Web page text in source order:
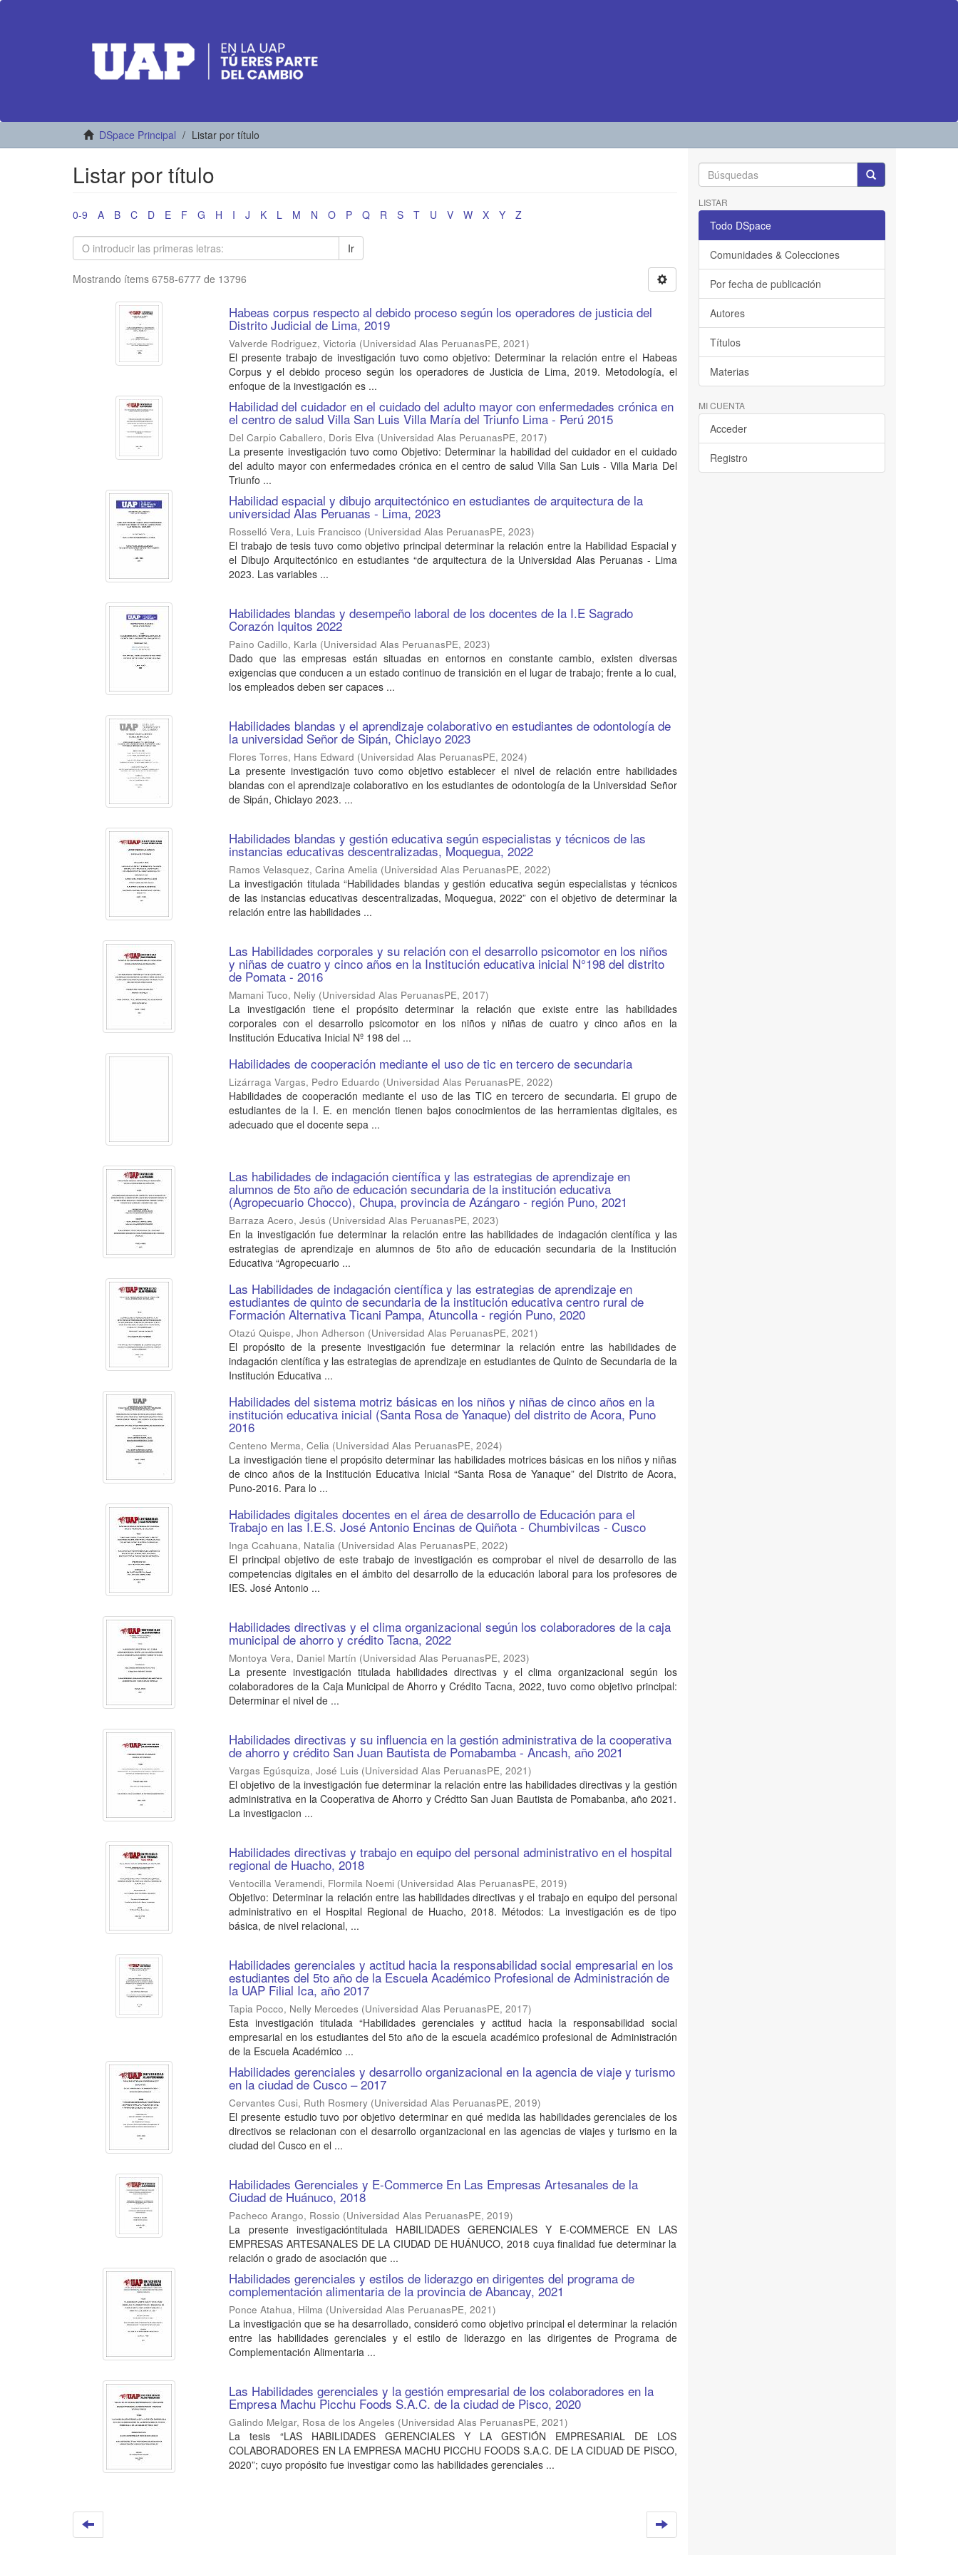
DSpace Principal Listar por título
Listar por título
0-9 A B C D E F G H I J K L M N O P Q R S T U V W X Y Z
Ir
Mostrando ítems 6758-6777 de 13796
Habeas corpus respecto al debido proceso según los operadores de justicia del
Distrito Judicial de Lima, 2019
Valverde Rodriguez, Victoria (Universidad Alas PeruanasPE,2021)
El presente trabajo de investigación tuvo como objetivo: Determinar la relación entre el Habeas
Corpus y el debido proceso según los operadores de Justicia de Lima, 2019. Metodología, el
enfoque de la investigación es ...
Habilidad del cuidador en el cuidado del adulto mayor con enfermedades crónica en
el centro de salud Villa San Luis Villa María del Triunfo Lima - Perú 2015
Del Carpio Caballero, Doris Elva (Universidad Alas PeruanasPE,2017)
La presente investigación tuvo como Objetivo: Determinar la habilidad del cuidador en el cuidado
del adulto mayor con enfermedades crónica en el centro de salud Villa San Luis - Villa Maria Del
Triunfo ...
Habilidad espacial y dibujo arquitectónico en estudiantes de arquitectura de la
universidad Alas Peruanas - Lima, 2023
Rosselló Vera, Luis Francisco (Universidad Alas PeruanasPE,2023)
El trabajo de tesis tuvo como objetivo principal determinar la relación entre la Habilidad Espacial y
el Dibujo Arquitectónico en estudiantes “de arquitectura de la Universidad Alas Peruanas - Lima
2023. Las variables ...
Habilidades blandas y desempeño laboral de los docentes de la I.E Sagrado
Corazón Iquitos 2022
Paino Cadillo, Karla (Universidad Alas PeruanasPE,2023)
Dado que las empresas están situadas en entornos en constante cambio, existen diversas
exigencias que conducen a un estado continuo de transición en el lugar de trabajo; frente a lo cual,
los empleados deben ser capaces ...
Habilidades blandas y el aprendizaje colaborativo en estudiantes de odontología de
la universidad Señor de Sipán, Chiclayo 2023
Flores Torres, Hans Edward (Universidad Alas PeruanasPE,2024)
La presente investigación tuvo como objetivo establecer el nivel de relación entre habilidades
blandas con el aprendizaje colaborativo en los estudiantes de odontología de la Universidad Señor
de Sipán, Chiclayo 2023. ...
Habilidades blandas y gestión educativa según especialistas y técnicos de las
instancias educativas descentralizadas, Moquegua, 2022
Ramos Velasquez, Carina Amelia (Universidad Alas PeruanasPE,2022)
La investigación titulada “Habilidades blandas y gestión educativa según especialistas y técnicos
de las instancias educativas descentralizadas, Moquegua, 2022” con el objetivo de determinar la
relación entre las habilidades ...
Las Habilidades corporales y su relación con el desarrollo psicomotor en los niños
y niñas de cuatro y cinco años en la Institución educativa inicial N°198 del distrito
de Pomata - 2016
Mamani Tuco, Neliy (Universidad Alas PeruanasPE,2017)
La investigación tiene el propósito determinar la relación que existe entre las habilidades
corporales con el desarrollo psicomotor en los niños y niñas de cuatro y cinco años en la
Institución Educativa Inicial Nº 198 del ...
Habilidades de cooperación mediante el uso de tic en tercero de secundaria
Lizárraga Vargas, Pedro Eduardo (Universidad Alas PeruanasPE,2022)
Habilidades de cooperación mediante el uso de las TIC en tercero de secundaria. El grupo de
estudiantes de la I. E. en mención tienen bajos conocimientos de las herramientas digitales, es
adecuado que el docente sepa ...
Las habilidades de indagación científica y las estrategias de aprendizaje en
alumnos de 5to año de educación secundaria de la institución educativa
(Agropecuario Chocco), Chupa, provincia de Azángaro - región Puno, 2021
Barraza Acero, Jesús (Universidad Alas PeruanasPE,2023)
En la investigación fue determinar la relación entre las habilidades de indagación científica y las
estrategias de aprendizaje en alumnos de 5to año de educación secundaria de la Institución
Educativa “Agropecuario ...
Las Habilidades de indagación científica y las estrategias de aprendizaje en
estudiantes de quinto de secundaria de la institución educativa centro rural de
Formación Alternativa Ticani Pampa, Atuncolla - región Puno, 2020
Otazú Quispe, Jhon Adherson (Universidad Alas PeruanasPE,2021)
El propósito de la presente investigación fue determinar la relación entre las habilidades de
indagación científica y las estrategias de aprendizaje en estudiantes de Quinto de Secundaria de la
Institución Educativa ...
Habilidades del sistema motriz básicas en los niños y niñas de cinco años en la
institución educativa inicial (Santa Rosa de Yanaque) del distrito de Acora, Puno
2016
Centeno Merma, Celia (Universidad Alas PeruanasPE,2024)
La investigación tiene el propósito determinar las habilidades motrices básicas en los niños y niñas
de cinco años de la Institución Educativa Inicial “Santa Rosa de Yanaque” del Distrito de Acora,
Puno-2016. Para lo ...
Habilidades digitales docentes en el área de desarrollo de Educación para el
Trabajo en las I.E.S. José Antonio Encinas de Quiñota - Chumbivilcas - Cusco
Inga Ccahuana, Natalia (Universidad Alas PeruanasPE,2022)
El principal objetivo de este trabajo de investigación es comprobar el nivel de desarrollo de las
competencias digitales en el ámbito del desarrollo de la educación laboral para los profesores de
IES. José Antonio ...
Habilidades directivas y el clima organizacional según los colaboradores de la caja
municipal de ahorro y crédito Tacna, 2022
Montoya Vera, Daniel Martín (Universidad Alas PeruanasPE,2023)
La presente investigación titulada habilidades directivas y el clima organizacional según los
colaboradores de la Caja Municipal de Ahorro y Crédito Tacna, 2022, tuvo como objetivo principal:
Determinar el nivel de ...
Habilidades directivas y su influencia en la gestión administrativa de la cooperativa
de ahorro y crédito San Juan Bautista de Pomabamba - Ancash, año 2021
Vargas Egúsquiza, José Luis (Universidad Alas PeruanasPE,2021)
El objetivo de la investigación fue determinar la relación entre las habilidades directivas y la gestión
administrativa en la Cooperativa de Ahorro y Crédtto San Juan Bautista de Pomabanba, año 2021.
La investigacion ...
Habilidades directivas y trabajo en equipo del personal administrativo en el hospital
regional de Huacho, 2018
Ventocilla Veramendi, Flormila Noemi (Universidad Alas PeruanasPE,2019)
Objetivo: Determinar la relación entre las habilidades directivas y el trabajo en equipo del personal
administrativo en el Hospital Regional de Huacho, 2018. Métodos: La investigación es de tipo
básica, de nivel relacional, ...
Habilidades gerenciales y actitud hacia la responsabilidad social empresarial en los
estudiantes del 5to año de la Escuela Académico Profesional de Administración de
la UAP Filial Ica, año 2017
Tapia Pocco, Nelly Mercedes (Universidad Alas PeruanasPE,2017)
Esta investigación titulada “Habilidades gerenciales y actitud hacia la responsabilidad social
empresarial en los estudiantes del 5to año de la escuela académico profesional de Administración
de la Escuela Académico ...
Habilidades gerenciales y desarrollo organizacional en la agencia de viaje y turismo
en la ciudad de Cusco – 2017
Cervantes Cusi, Ruth Rosmery (Universidad Alas PeruanasPE,2019)
El presente estudio tuvo por objetivo determinar en qué medida las habilidades gerenciales de los
directivos se relacionan con el desarrollo organizacional en las agencias de viajes y turismo en la
ciudad del Cusco en el ...
Habilidades Gerenciales y E-Commerce En Las Empresas Artesanales de la
Ciudad de Huánuco, 2018
Pacheco Arango, Rossio (Universidad Alas PeruanasPE,2019)
La presente investigacióntitulada HABILIDADES GERENCIALES Y E-COMMERCE EN LAS
EMPRESAS ARTESANALES DE LA CIUDAD DE HUÁNUCO, 2018 cuya finalidad fue determinar la
relación o grado de asociación que ...
Habilidades gerenciales y estilos de liderazgo en dirigentes del programa de
complementación alimentaria de la provincia de Abancay, 2021
Ponce Atahua, Hilma (Universidad Alas PeruanasPE,2021)
La investigación que se ha desarrollado, consideró como objetivo principal el determinar la relación
entre las habilidades gerenciales y el estilo de liderazgo en las dirigentes de Programa de
Complementación Alimentaria ...
Las Habilidades gerenciales y la gestión empresarial de los colaboradores en la
Empresa Machu Picchu Foods S.A.C. de la ciudad de Pisco, 2020
Galindo Melgar, Rosa de los Angeles (Universidad Alas PeruanasPE,2021)
La tesis “LAS HABILIDADES GERENCIALES Y LA GESTIÓN EMPRESARIAL DE LOS
COLABORADORES EN LA EMPRESA MACHU PICCHU FOODS S.A.C. DE LA CIDUAD DE PISCO,
2020”; cuyo propósito fue investigar como las habilidades gerenciales ...
LISTAR
Todo DSpace
Comunidades & Colecciones
Por fecha de publicación
Autores
Títulos
Materias
MI CUENTA
Acceder
Registro